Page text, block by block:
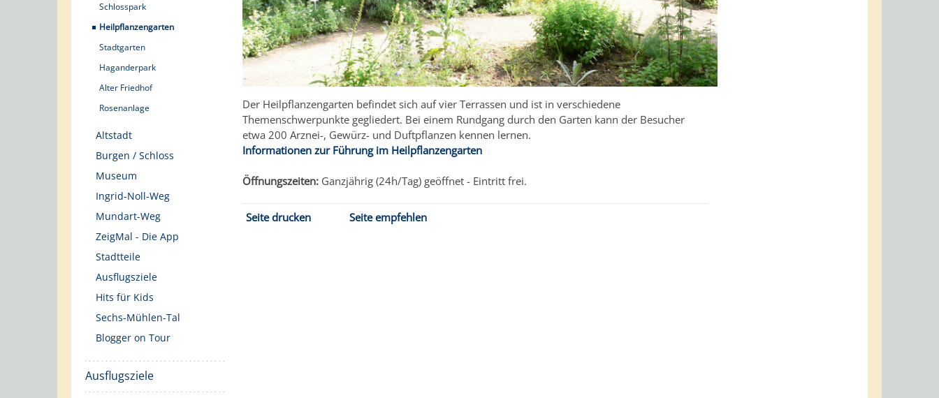
Schlosspark
Heilpflanzengarten
Stadtgarten
Haganderpark
Alter Friedhof
Rosenanlage
Altstadt
Burgen / Schloss
Museum
Ingrid-Noll-Weg
Mundart-Weg
ZeigMal - Die App
Stadtteile
Ausflugsziele
Hits für Kids
Sechs-Mühlen-Tal
Blogger on Tour
Ausflugsziele
Der Heilpflanzengarten befindet sich auf vier Terrassen und ist in verschiedene
Themenschwerpunkte gegliedert. Bei einem Rundgang durch den Garten kann der Besucher
etwa 200 Arznei-, Gewürz- und Duftpflanzen kennen lernen.
Informationen zur Führung im Heilpflanzengarten
Öffnungszeiten: Ganzjährig (24h/Tag) geöffnet - Eintritt frei.
Seite drucken Seite empfehlen